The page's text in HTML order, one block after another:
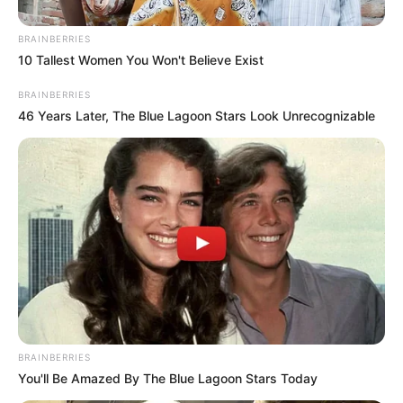
Lea también:TransMilenio estrena estación en la Caracas
BRAINBERRIES
10 Tallest Women You Won't Believe Exist
BRAINBERRIES
46 Years Later, The Blue Lagoon Stars Look Unrecognizable
BRAINBERRIES
You'll Be Amazed By The Blue Lagoon Stars Today